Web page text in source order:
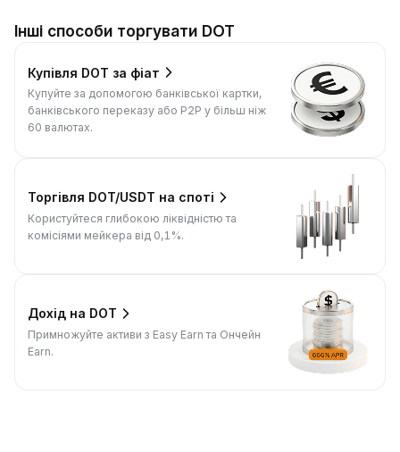
Інші способи торгувати DOT
Купівля DOT за фіат
Купуйте за допомогою банківської картки,
банківського переказу або P2P у більш ніж
60 валютах.
Торгівля DOT/USDT на споті
Користуйтеся глибокою ліквідністю та
комісіями мейкера від 0,1%.
Дохід на DOT
Примножуйте активи з Easy Earn та Ончейн
Earn.